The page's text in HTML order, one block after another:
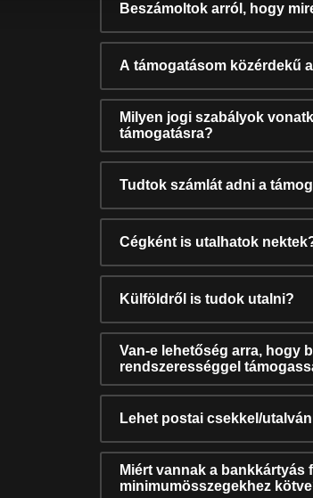
Beszámoltok arról, hogy
A támogatásom közérdekű
Milyen jogi szabályok
támogatásra?
Tudtok számlát adni a
Cégként is utalhatok
Külföldről is tudok utalni?
Van-e lehetőség arra, hogy
rendszerességgel
Lehet postai csekkel/
Miért vannak a bankkártyás
minimumösszegekhez